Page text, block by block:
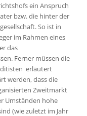
ein Anspruch
bzw. die hinter der
So ist in
im Rahmen eines
das
Ferner müssen die
erläutert
werden, dass die
Zweitmarkt
Umständen hohe
(wie zuletzt im Jahr